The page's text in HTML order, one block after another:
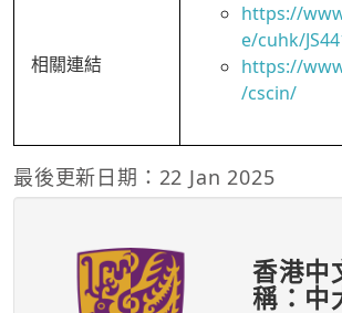
相關連結
https://
e/cuhk/
https://
/cscin/
最後更新日期：22 Jan 2025
香港中
稱：中